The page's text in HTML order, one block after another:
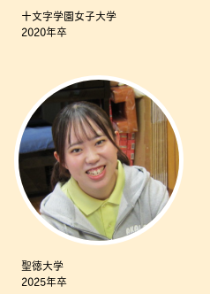
十文字学園女子大学
2020年卒
聖徳大学
2025年卒